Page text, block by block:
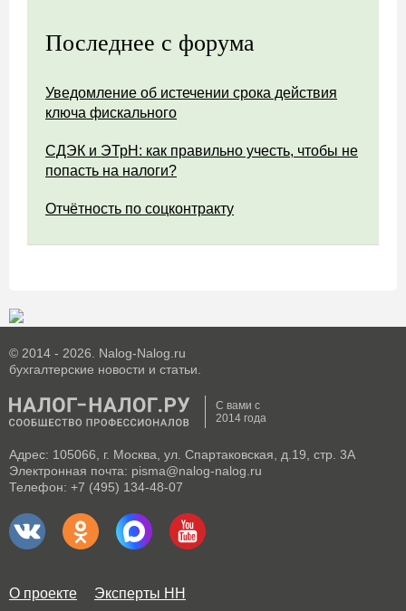
Последнее с форума
Уведомление об истечении срока действия
ключа фискального
СДЭК и ЭТрН: как правильно учесть, чтобы не
попасть на налоги?
Отчётность по соцконтракту
© 2014 - 2026. Nalog-Nalog.ru
бухгалтерские новости и статьи.
С вами с
2014 года
Адрес: 105066, г. Москва, ул. Спартаковская, д.19, стр. 3А
Электронная почта: pisma@nalog-nalog.ru
Телефон: +7 (495) 134-48-07
О проекте Эксперты НН